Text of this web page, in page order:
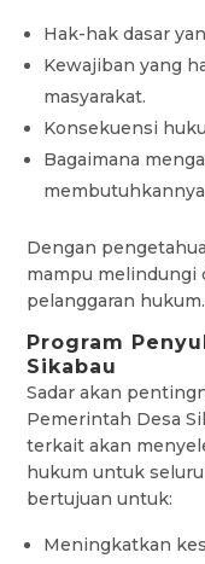
Hak-hak dasar
Kewajiban yang
masyarakat.
Konsekuensi
Bagaimana
Dengan
mampu melindungi
pelanggaran hukum.
Program
Sikabau
Sadar akan
Pemerintah Desa
terkait akan
hukum untuk
bertujuan untuk:
Meningkatkan